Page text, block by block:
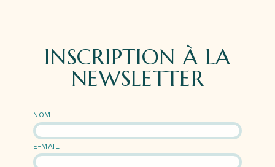
INSCRIPTION À LA
NEWSLETTER
NOM
E-MAIL